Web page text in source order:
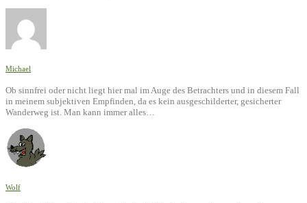
Michael
Ob sinnfrei oder nicht liegt hier mal im Auge des Betrachters und in diesem Fall
in meinem subjektiven Empfinden, da es kein ausgeschilderter, gesicherter
Wanderweg ist. Man kann immer alles…
Wolf